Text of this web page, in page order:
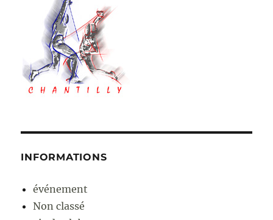
INFORMATIONS
événement
Non classé